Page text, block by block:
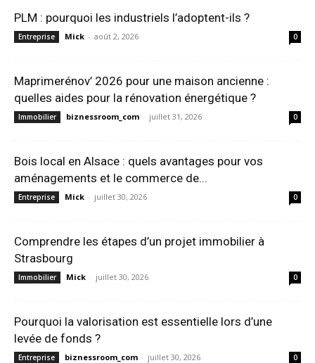
PLM : pourquoi les industriels l’adoptent-ils ?
Entreprise Mick - août 2, 2026 0
Maprimerénov’ 2026 pour une maison ancienne :
quelles aides pour la rénovation énergétique ?
Immobilier biznessroom_com - juillet 31, 2026 0
Bois local en Alsace : quels avantages pour vos
aménagements et le commerce de...
Entreprise Mick - juillet 30, 2026 0
Comprendre les étapes d’un projet immobilier à
Strasbourg
Immobilier Mick - juillet 30, 2026 0
Pourquoi la valorisation est essentielle lors d’une
levée de fonds ?
Entreprise biznessroom_com - juillet 30, 2026 0